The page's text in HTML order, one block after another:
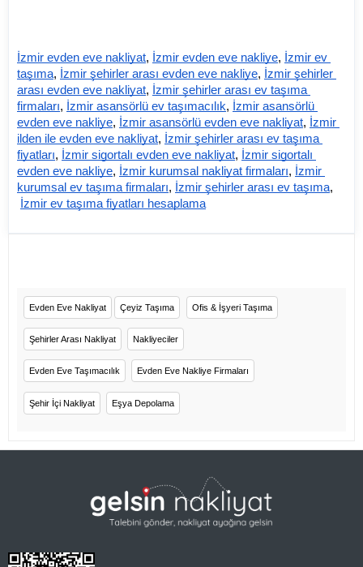
İzmir evden eve nakliyat, İzmir evden eve nakliye, İzmir ev
taşıma, İzmir şehirler arası evden eve nakliye, İzmir şehirler
arası evden eve nakliyat, İzmir şehirler arası ev taşıma
firmaları, İzmir asansörlü ev taşımacılık, İzmir asansörlü
evden eve nakliye, İzmir asansörlü evden eve nakliyat, İzmir
ilden ile evden eve nakliyat, İzmir şehirler arası ev taşıma
fiyatları, İzmir sigortalı evden eve nakliyat, İzmir sigortalı
evden eve nakliye, İzmir kurumsal nakliyat firmaları, İzmir
kurumsal ev taşıma firmaları, İzmir şehirler arası ev taşıma,
İzmir ev taşıma fiyatları hesaplama
Evden Eve Nakliyat Çeyiz Taşıma Ofis & İşyeri Taşıma
Şehirler Arası Nakliyat Nakliyeciler
Evden Eve Taşımacılık Evden Eve Nakliye Firmaları
Şehir İçi Nakliyat Eşya Depolama